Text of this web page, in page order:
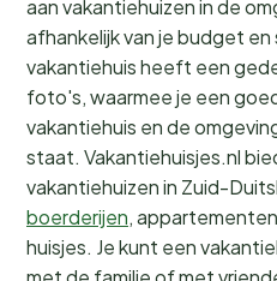
aan vakantiehuizen in de
afhankelijk van je budget
vakantiehuis heeft een
foto's, waarmee je een
vakantiehuis en de
staat. Vakantiehuisjes.nl
vakantiehuizen in Zuid-
boerderijen,
huisjes. Je kunt een